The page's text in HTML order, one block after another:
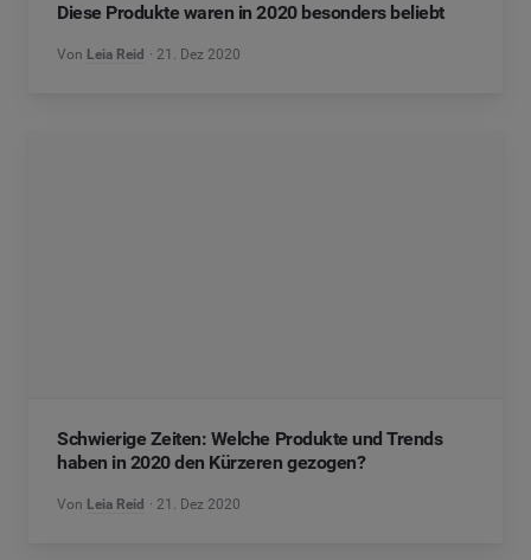
Diese Produkte waren in 2020 besonders beliebt
Von Leia Reid 21. Dez 2020
Schwierige Zeiten: Welche Produkte und Trends
haben in 2020 den Kürzeren gezogen?
Von Leia Reid 21. Dez 2020